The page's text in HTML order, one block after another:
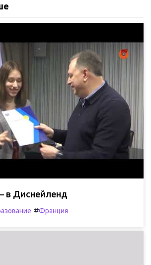
в Диснейленд
#Франция